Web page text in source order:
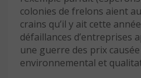
colonies de frelons aient
crains qu’il y ait cette
défaillances d’entreprises
une guerre des prix
environnemental et